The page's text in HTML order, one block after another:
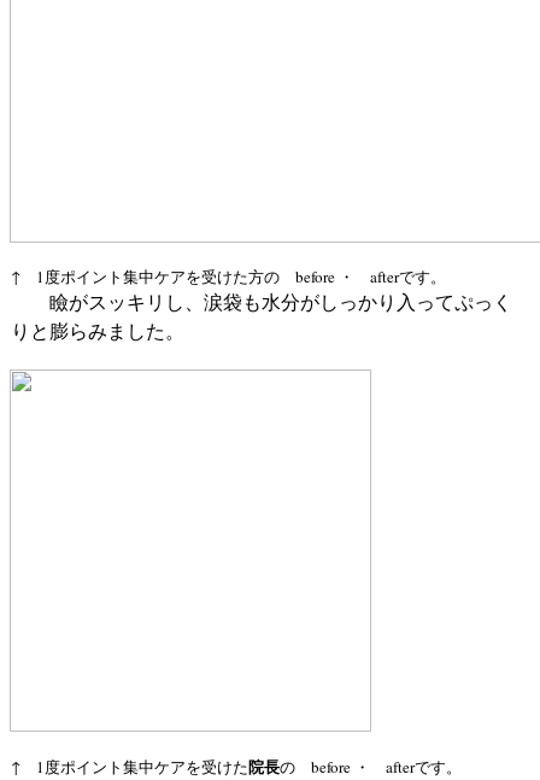
↑ 1度ポイント集中ケアを受けた方の before ・ afterです。
瞼がスッキリし、涙袋も水分がしっかり入ってぷっく
りと膨らみました。
↑ 1度ポイント集中ケアを受けた院長の before ・ afterです。